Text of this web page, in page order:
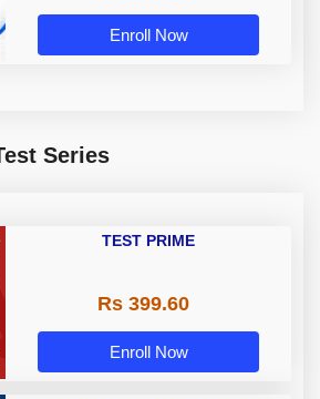
Enroll Now
Series
TEST PRIME
Rs 399.60
Enroll Now